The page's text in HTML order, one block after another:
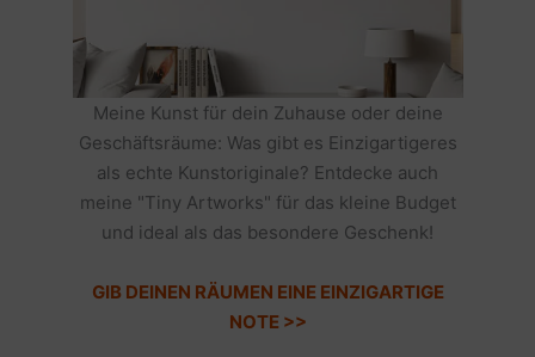
Meine Kunst für dein Zuhause oder deine
Geschäftsräume: Was gibt es Einzigartigeres
als echte Kunstoriginale? Entdecke auch
meine "Tiny Artworks" für das kleine Budget
und ideal als das besondere Geschenk!
GIB DEINEN RÄUMEN EINE EINZIGARTIGE
NOTE >>